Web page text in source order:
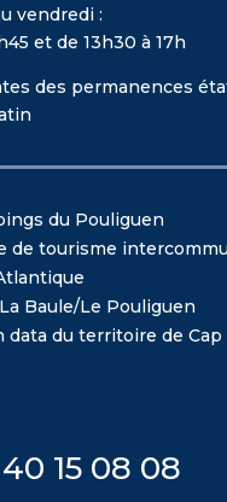
vendredi :
et de 13h30 à 17h
des permanences
du Pouliguen
de tourisme
Baule/Le Pouliguen
data du territoire de
15 08 08